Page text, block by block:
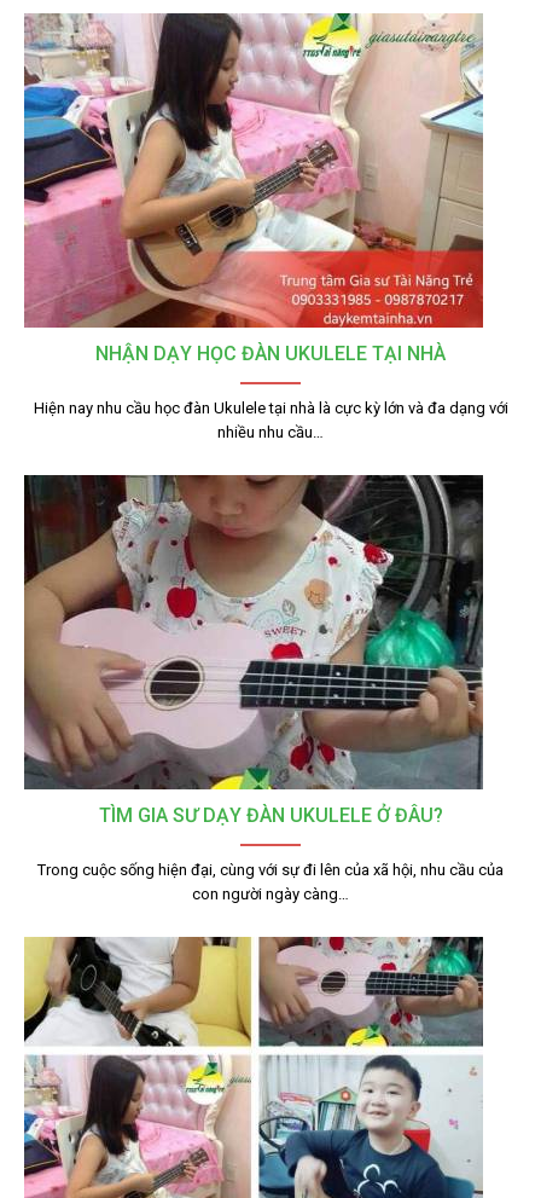
NHẬN DẠY HỌC ĐÀN UKULELE TẠI NHÀ
Hiện nay nhu cầu học đàn Ukulele tại nhà là cực kỳ lớn và đa dạng với
nhiều nhu cầu…
TÌM GIA SƯ DẠY ĐÀN UKULELE Ở ĐÂU?
Trong cuộc sống hiện đại, cùng với sự đi lên của xã hội, nhu cầu của
con người ngày càng…